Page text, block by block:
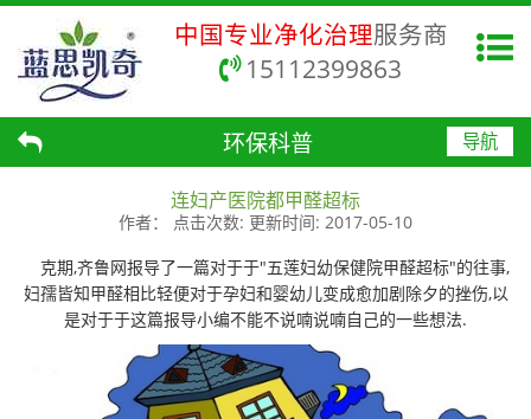
中国专业净化治理服务商
15112399863
环保科普 导航
连妇产医院都甲醛超标
作者： 点击次数: 更新时间: 2017-05-10
克期,齐鲁网报导了一篇对于于"五莲妇幼保健院甲醛超标"的往事,
妇孺皆知甲醛相比轻便对于孕妇和婴幼儿变成愈加剧除夕的挫伤,以
是对于于这篇报导小编不能不说喃说喃自己的一些想法.